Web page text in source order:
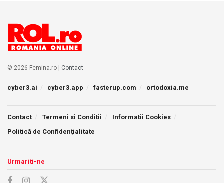
© 2026 Femina.ro | Contact
cyber3.ai cyber3.app fasterup.com ortodoxia.me
Contact Termeni si Conditii
Informatii Cookies
Politică de Confidențialitate
Urmariti-ne